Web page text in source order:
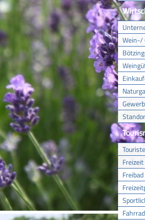
Wein-/
Freizeit